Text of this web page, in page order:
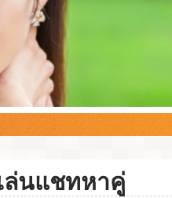
ล่นแชทหาคู่